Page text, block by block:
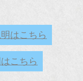
はこちら
こちら